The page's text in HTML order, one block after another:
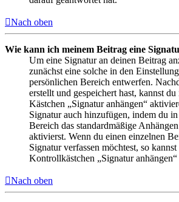
Nach oben
Wie kann ich meinem Beitrag eine
Um eine Signatur an deinen Beitrag
zunächst eine solche in den
persönlichen Bereich entwerfen.
erstellt und gespeichert hast, kannst
Kästchen „Signatur anhängen“
Signatur auch hinzufügen, indem du
Bereich das standardmäßige
aktivierst. Wenn du einen einzelnen
Signatur verfassen möchtest, so
Kontrollkästchen „Signatur
Nach oben